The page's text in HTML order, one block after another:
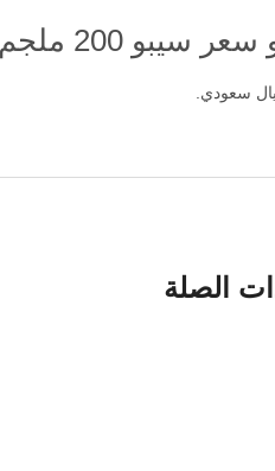
200 ملجم 20 كبسوله؟
الصلة